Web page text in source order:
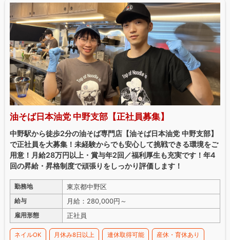
油そば日本油党 中野支部【正社員募集】
中野駅から徒歩2分の油そば専門店【油そば日本油党 中野支部】
で正社員を大募集！未経験からでも安心して挑戦できる環境をご
用意！月給28万円以上・賞与年2回／福利厚生も充実です！年4
回の昇給・昇格制度で頑張りをしっかり評価します！
勤務地 東京都中野区
給与 月給：280,000円～
雇用形態 正社員
ネイルOK 月休み8日以上 連休取得可能 産休・育休あり